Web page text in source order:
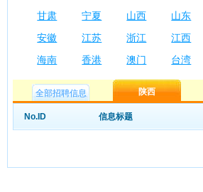
甘肃 宁夏 山西 山东
安徽
江苏 浙江 江西
海南
香港 澳门 台湾
全部招聘信息 陕西
No.ID 信息标题